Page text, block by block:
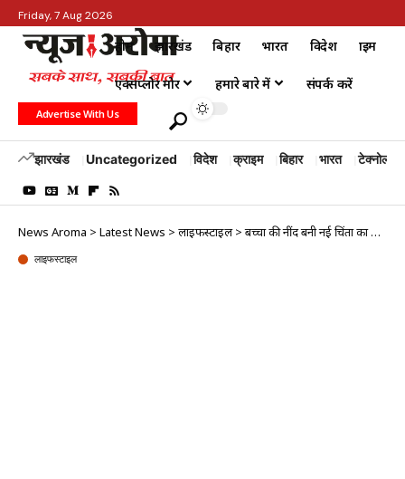
Friday, 7 Aug 2026
होम झारखंड बिहार भारत विदेश क्राइम
एक्सप्लोर मोर हमारे बारे में संपर्क करें
Advertise With Us
झारखंड Uncategorized विदेश क्राइम बिहार भारत टेक्नोलॉजी
News Aroma > Latest News > लाइफस्टाइल>बच्चों की नींद बनी नई चिंता का कारण , सर्वे में खुलासा
लाइफस्टाइल